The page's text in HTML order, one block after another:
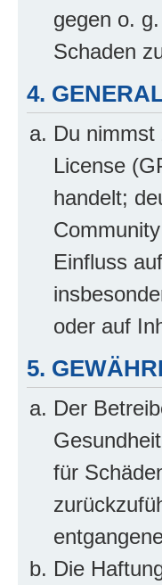
gegen o.
Schaden
4.
Du
License
handelt;
Einfluss
oder auf
5.
Der
für
Die